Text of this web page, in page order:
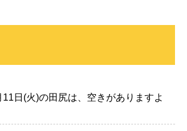
11日(火)の田尻は、空きがありますよ